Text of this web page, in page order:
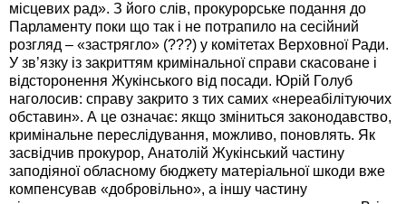
місцевих рад». З його слів, прокурорське подання до
Парламенту поки що так і не потрапило на сесійний
розгляд – «застрягло» (???) у комітетах Верховної Ради.
У зв’язку із закриттям кримінальної справи скасоване і
відсторонення Жукінського від посади. Юрій Голуб
наголосив: справу закрито з тих самих «нереабілітуючих
обставин». А це означає: якщо зміниться законодавство,
кримінальне пересліду­вання, можливо, поновлять. Як
засвідчив прокурор, Анатолій Жукінський частину
заподіяної обласному бюджету матеріальної шкоди вже
компенсував «добровільно», а іншу частину